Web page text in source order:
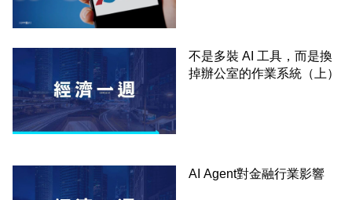
不是多裝 AI 工具，而是換
掉辦公室的作業系統（上）
AI Agent對金融行業影響